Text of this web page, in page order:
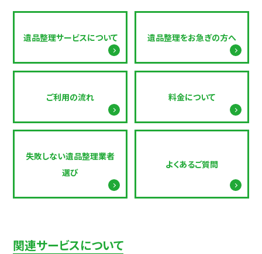
遺品整理サービスについて 遺品整理をお急ぎの方へ
ご利用の流れ 料金について
失敗しない遺品整理業者
選び
よくあるご質問
関連サービスについて